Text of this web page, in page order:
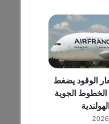
الوقود يضغط
الخطوط الجوية